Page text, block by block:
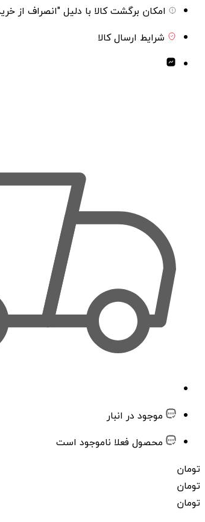
امکان برگشت کالا با دلیل "انصراف از
شرایط ارسال کالا
موجود در انبار
محصول فعلا ناموجود است
تومان
تومان
تومان